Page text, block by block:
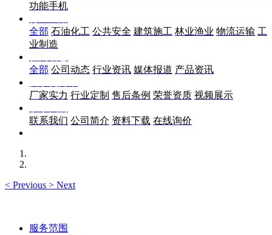
功能手机
全部 石油化工 公共安全 建筑施工 林业渔业 物流运输 工
业制造
全部 公司动态 行业资讯 媒体报道 产品资讯
厂家实力 行业定制 售后条例 荣誉资质 视频展示
联系我们 公司简介 资料下载 在线询价
< Previous > Next
服务范围